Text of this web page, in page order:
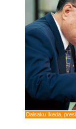
Daisaku Ikeda,